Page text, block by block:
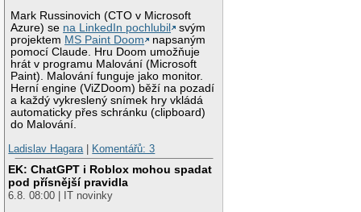
Mark Russinovich (CTO v Microsoft
Azure) se na LinkedIn pochlubil
svým
projektem MS Paint Doom
napsaným
pomocí Claude. Hru Doom umožňuje
hrát v programu Malování (Microsoft
Paint). Malování funguje jako monitor.
Herní engine (ViZDoom) běží na pozadí
a každý vykreslený snímek hry vkládá
automaticky přes schránku (clipboard)
do Malování.
Ladislav Hagara
Komentářů: 3
EK: ChatGPT i Roblox mohou spadat
pod přísnější pravidla
6.8. 08:00 | IT novinky